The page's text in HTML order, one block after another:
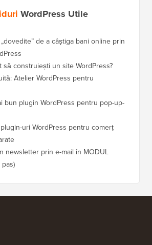
WordPress Utile
de a câștiga bani online prin
construiești un site WordPress?
Atelier WordPress pentru
bun plugin WordPress pentru pop-up-
uri WordPress pentru comerț